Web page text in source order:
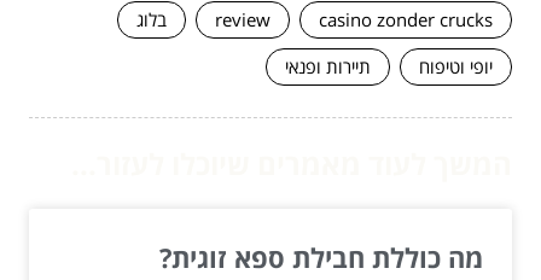
casino zonder crucks
review
בלוג
יופי וטיפוח
תיירות ופנאי
מה כוללת חבילת ספא ​​זוגית?